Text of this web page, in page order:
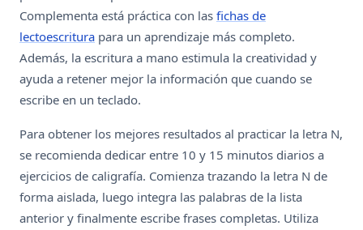
Complementa está práctica con las fichas de
lectoescritura para un aprendizaje más completo.
Además, la escritura a mano estimula la creatividad y
ayuda a retener mejor la información que cuando se
escribe en un teclado.
Para obtener los mejores resultados al practicar la letra N,
se recomienda dedicar entre 10 y 15 minutos diarios a
ejercicios de caligrafía. Comienza trazando la letra N de
forma aislada, luego integra las palabras de la lista
anterior y finalmente escribe frases completas. Utiliza